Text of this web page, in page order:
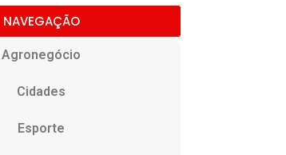
NAVEGAÇÃO
Agronegócio
Cidades
Esporte